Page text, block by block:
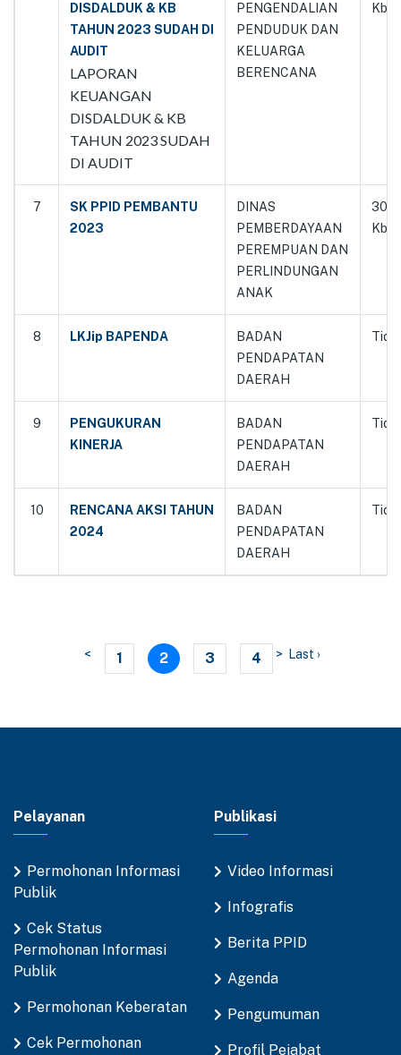
DISDALDUK & KB
TAHUN 2023 SUDAH DI
AUDIT
LAPORAN
KEUANGAN
DISDALDUK & KB
TAHUN 2023 SUDAH
DI AUDIT
PENGENDALIAN
PENDUDUK DAN
KELUARGA
BERENCANA
Kb
7
SK PPID PEMBANTU
2023
DINAS
PEMBERDAYAAN
PEREMPUAN DAN
PERLINDUNGAN
ANAK
Kb
8 LKJip BAPENDA
BADAN
PENDAPATAN
DAERAH
9
PENGUKURAN
KINERJA
BADAN
PENDAPATAN
DAERAH
10
RENCANA AKSI TAHUN
2024
BADAN
PENDAPATAN
DAERAH
< 1 2(current)
3 4 > Last ›
Pelayanan
Permohonan Informasi
Publik
Cek Status
Permohonan Informasi
Publik
Permohonan Keberatan
Cek Permohonan
Publikasi
Video Informasi
Infografis
Berita PPID
Agenda
Pengumuman
Profil Pejabat